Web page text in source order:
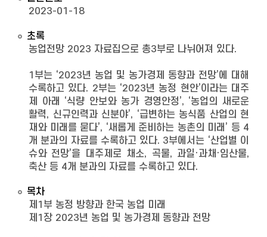
2023-01-18
초록
농업전망 2023 자료집으로 총3부로 나뉘어져 있다.
1부는 ‘2023년 농업 및 농가경제 동향과 전망’에 대해
수록하고 있다. 2부는 ‘2023년 농정 현안’이라는 대주
제 아래 ‘식량 안보와 농가 경영안정’, ‘농업의 새로운
활력, 신규인력과 신분야’, ‘급변하는 농식품 산업의 현
재와 미래를 묻다’, ‘새롭게 준비하는 농촌의 미래’ 등 4
개 분과의 자료를 수록하고 있다. 3부에서는 ‘산업별 이
슈와 전망’을 대주제로 채소, 곡물, 과일·과채·임산물,
축산 등 4개 분과의 자료를 수록하고 있다.
목차
제1부 농정 방향과 한국 농업 미래
제1장 2023년 농업 및 농가경제 동향과 전망